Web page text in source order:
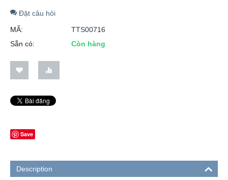
Đặt câu hỏi
MÃ:
TTS00716
Sẵn có:
Còn hàng
Save
Description